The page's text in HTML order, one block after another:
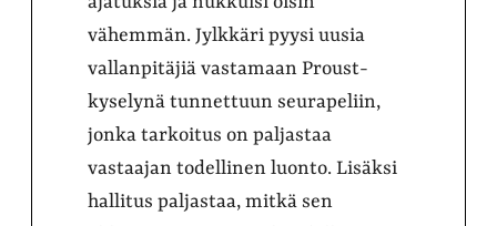
vähemmän. Jylkkäri pyysi uusia
vallanpitäjiä vastamaan Proust-
kyselynä tunnettuun seurapeliin,
jonka tarkoitus on paljastaa
vastaajan todellinen luonto. Lisäksi
hallitus paljastaa, mitkä sen